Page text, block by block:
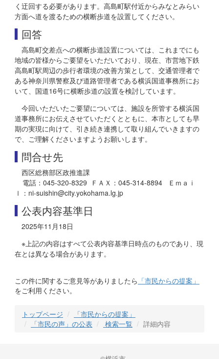
く迂回する必要があります。高島町駅付近からみなとみらい
方面へ道を渡るための横断歩道を設置してください。
回答
高島町交差点への横断歩道設置については、これまでにも
地域の皆様からご要望をいただいており、現在、市営地下鉄
高島町駅周辺の歩行者環境の改善方策として、交通管理者で
ある神奈川県警察及び道路管理者である横浜国道事務所にお
いて、国道16号に横断歩道の設置を検討しています。
今回いただいたご要望については、施設を所管する横浜国
道事務所にお伝えさせていただくとともに、本市としても早
期の実現に向けて、引き続き連携して取り組んでいきますの
で、ご理解くださいますようお願いします。
問合せ先
西区総務部区政推進課
電話：045-320-8329 ＦＡＸ：045-314-8894 Ｅｍａｉ
ｌ：ni-suishin@city.yokohama.lg.jp
公表内容基準日
2025年11月18日
※上記の内容はすべて公表内容基準日時点のものであり、現
在とは異なる場合があります。
この件に関するご意見等がありましたら 「市民からの提案」
をご利用ください。
トップページ
「市民からの提案」
「市民の声」の公表
検索一覧 詳細内容